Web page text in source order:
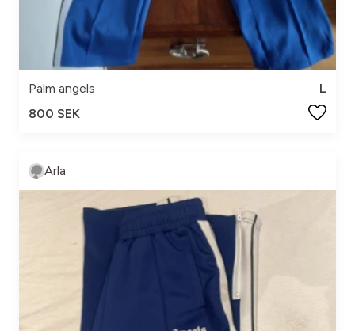
Palm angels
L
800 SEK
Arla